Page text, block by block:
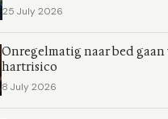
25 July 2026
Onregelmatig naar bed
hartrisico
8 July 2026